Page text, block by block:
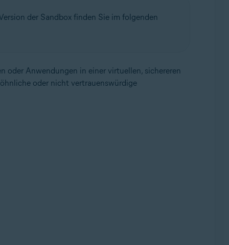
der Sandbox finden Sie im folgenden
oder Anwendungen in einer virtuellen, sichereren
oder nicht vertrauenswürdige